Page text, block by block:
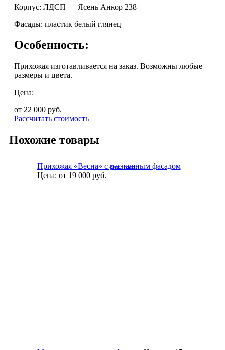
Корпус: ЛДСП — Ясень Анкор 238
Фасады: пластик белый глянец
Особенность:
Прихожая изготавливается на заказ. Возможны любые
размеры и цвета.
Цена:
от 22 000 руб.
Рассчитать стоимость
Похожие товары
Прихожая «Весна» с распашным фасадом
Цена: от 19 000руб.
Заказать